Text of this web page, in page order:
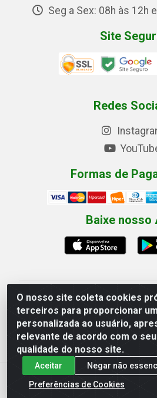
O nosso site coleta cookies
terceiros para proporcionar
personalizada ao usuário,
relevante de acordo com o
qualidade do nosso site.
Aceitar
Negar não
Preferências de Cookies
Seg a Sex: 08h às 12h
Site
Redes
Formas de
Baixe nosso
Eletrofarias Materiais Eletricos
Chateaubriand, 2500 - Distrito
Grande/PB - CEP 58.410-062 -
40